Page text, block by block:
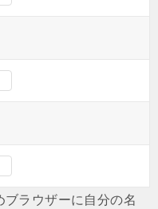
ラウザーに自分の名